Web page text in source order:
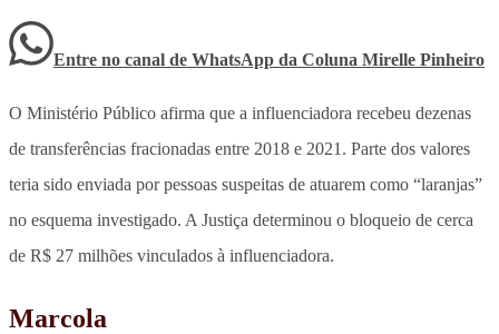
Entre no canal de WhatsApp da Coluna Mirelle Pinheiro
O Ministério Público afirma que a influenciadora recebeu dezenas
de transferências fracionadas entre 2018 e 2021. Parte dos valores
teria sido enviada por pessoas suspeitas de atuarem como “laranjas”
no esquema investigado. A Justiça determinou o bloqueio de cerca
de R$ 27 milhões vinculados à influenciadora.
Marcola